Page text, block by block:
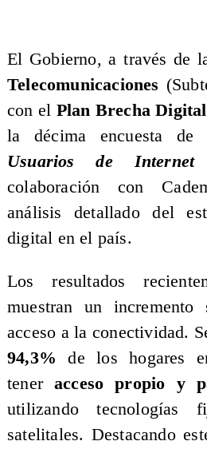
​El Gobierno, a través de
Telecomunicaciones
con el Plan Brecha
la décima encuesta de
Usuarios de
colaboración con
análisis detallado del
digital en el país.
​Los resultados
muestran un
acceso a la conectividad.
94,3% de los hogares
tener acceso propio y
utilizando tecnologías
satelitales. Destacando